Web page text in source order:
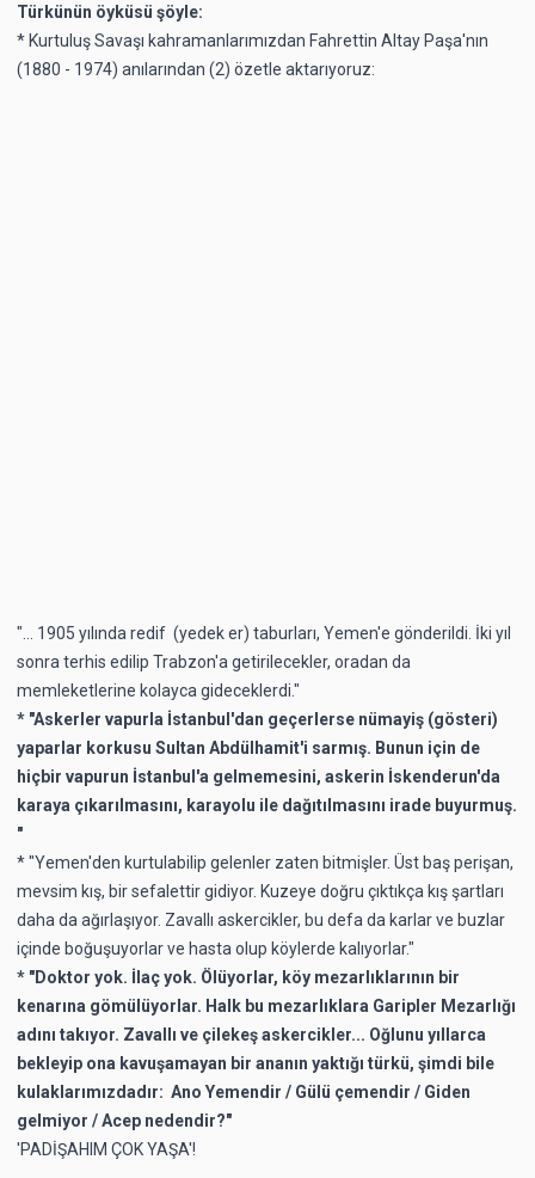
Türkünün öyküsü şöyle:
* Kurtuluş Savaşı kahramanlarımızdan Fahrettin Altay Paşa'nın
(1880 - 1974) anılarından (2) özetle aktarıyoruz:
"... 1905 yılında redif (yedek er) taburları, Yemen'e gönderildi. İki yıl
sonra terhis edilip Trabzon'a getirilecekler, oradan da
memleketlerine kolayca gideceklerdi."
* "Askerler vapurla İstanbul'dan geçerlerse nümayiş (gösteri)
yaparlar korkusu Sultan Abdülhamit'i sarmış. Bunun için de
hiçbir vapurun İstanbul'a gelmemesini, askerin İskenderun'da
karaya çıkarılmasını, karayolu ile dağıtılmasını irade buyurmuş.
"
* "Yemen'den kurtulabilip gelenler zaten bitmişler. Üst baş perişan,
mevsim kış, bir sefalettir gidiyor. Kuzeye doğru çıktıkça kış şartları
daha da ağırlaşıyor. Zavallı askercikler, bu defa da karlar ve buzlar
içinde boğuşuyorlar ve hasta olup köylerde kalıyorlar."
* "Doktor yok. İlaç yok. Ölüyorlar, köy mezarlıklarının bir
kenarına gömülüyorlar. Halk bu mezarlıklara Garipler Mezarlığı
adını takıyor. Zavallı ve çilekeş askercikler... Oğlunu yıllarca
bekleyip ona kavuşamayan bir ananın yaktığı türkü, şimdi bile
kulaklarımızdadır: Ano Yemendir / Gülü çemendir / Giden
gelmiyor / Acep nedendir?"
'PADİŞAHIM ÇOK YAŞA'!